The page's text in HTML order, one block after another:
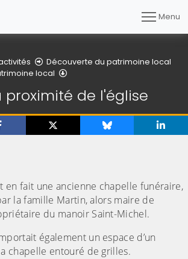
Menu
Découverte du patrimoine local
local
proximité de l'église
en fait une ancienne chapelle funéraire,
la famille Martin, alors maire de
du manoir Saint-Michel.
également un espace d’un
chapelle entouré de grilles.